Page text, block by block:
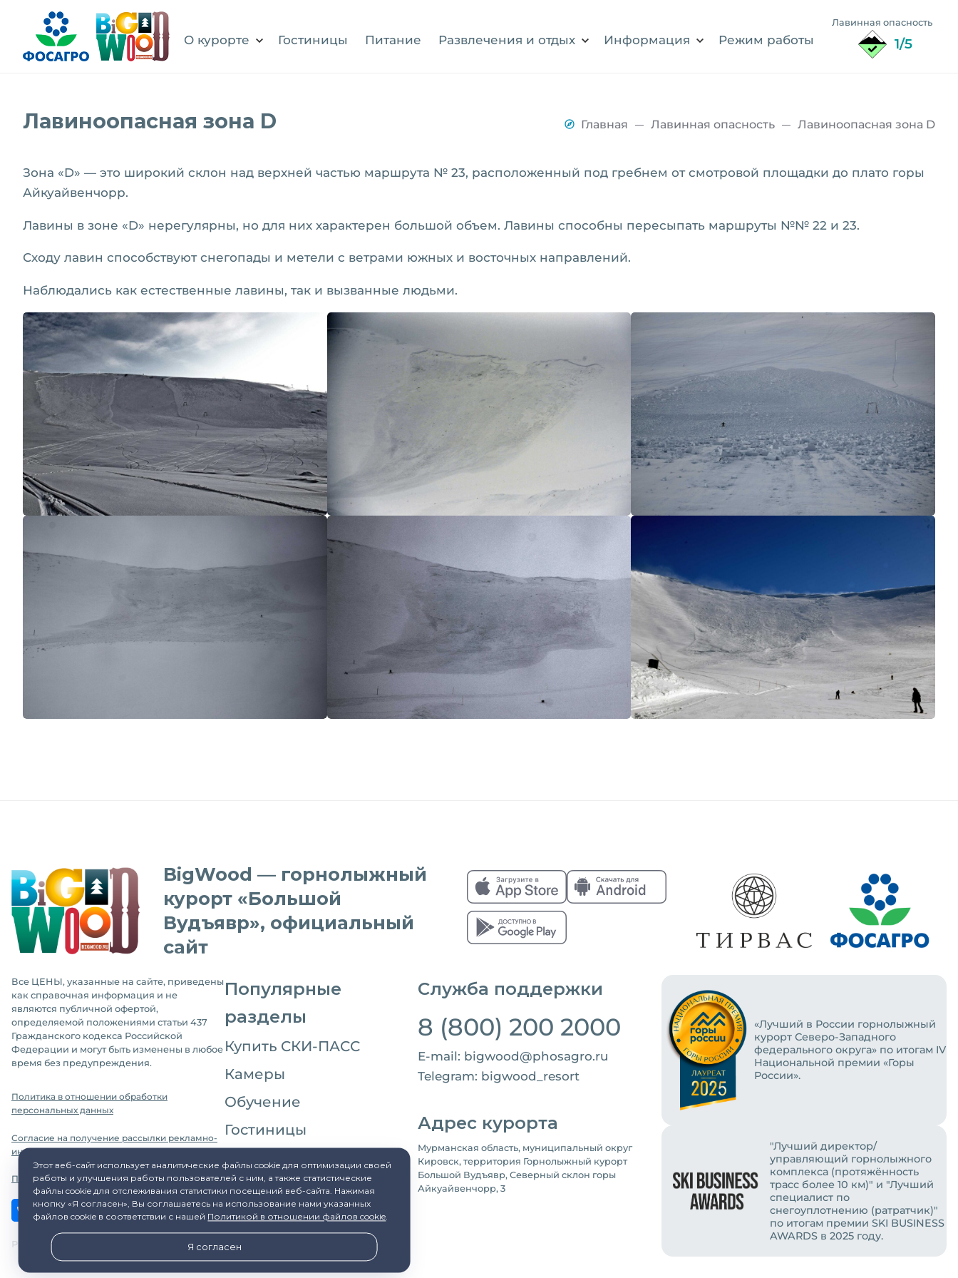
О курорте Гостиницы Питание Развлечения и отдых Информация Режим работы
Лавинная опасность
1/5
Лавиноопасная зона D Главная Лавинная опасность Лавиноопасная зона D
Зона «D» — это широкий склон над верхней частью маршрута № 23, расположенный под гребнем от смотровой площадки до плато горы
Айкуайвенчорр.
Лавины в зоне «D» нерегулярны, но для них характерен большой объем. Лавины способны пересыпать маршруты №№ 22 и 23.
Сходу лавин способствуют снегопады и метели с ветрами южных и восточных направлений.
Наблюдались как естественные лавины, так и вызванные людьми.
BigWood — горнолыжный
курорт «Большой
Вудъявр», официальный
сайт
Все ЦЕНЫ, указанные на сайте, приведены
как справочная информация и не
являются публичной офертой,
определяемой положениями статьи 437
Гражданского кодекса Российской
Федерации и могут быть изменены в любое
время без предупреждения.
Политика в отношении обработки
персональных данных
Согласие на получение рассылки рекламно-
информационных материалов
Политика в отношении файлов cookie
Разработка сайта и дизайн: revtail.ru
Популярные
разделы
Купить CКИ-ПАСС
Камеры
Обучение
Гостиницы
Режим работы
Служба поддержки
8 (800) 200 2000
E-mail: bigwood@phosagro.ru
Telegram: bigwood_resort
Адрес курорта
Мурманская область, муниципальный округ
Кировск, территория Горнолыжный курорт
Большой Вудъявр, Северный склон горы
Айкуайвенчорр, 3
«Лучший в России горнолыжный
курорт Северо-Западного
федерального округа» по итогам IV
Национальной премии «Горы
России».
"Лучший директор/
управляющий горнолыжного
комплекса (протяжённость
трасс более 10 км)" и "Лучший
специалист по
снегоуплотнению (ратратчик)"
по итогам премии SKI BUSINESS
AWARDS в 2025 году.
Этот веб-сайт использует аналитические файлы cookie для оптимизации своей
работы и улучшения работы пользователей с ним, а также статистические
файлы cookie для отслеживания статистики посещений веб-сайта. Нажимая
кнопку «Я согласен», Вы соглашаетесь на использование нами указанных
файлов cookie в соответствии с нашей Политикой в отношении файлов cookie.
Я согласен